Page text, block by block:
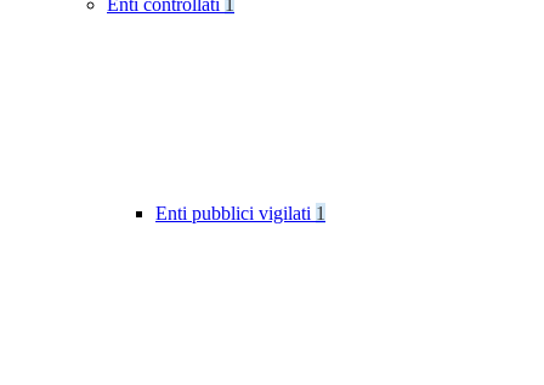
Enti controllati 1
Enti pubblici vigilati 1